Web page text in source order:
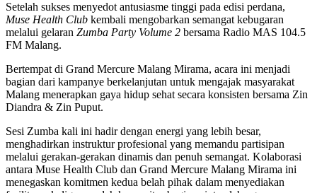
Setelah sukses menyedot antusiasme tinggi pada edisi perdana,
Muse Health Club kembali mengobarkan semangat kebugaran
melalui gelaran Zumba Party Volume 2 bersama Radio MAS 104.5
FM Malang.
Bertempat di Grand Mercure Malang Mirama, acara ini menjadi
bagian dari kampanye berkelanjutan untuk mengajak masyarakat
Malang menerapkan gaya hidup sehat secara konsisten bersama Zin
Diandra & Zin Puput.
Sesi Zumba kali ini hadir dengan energi yang lebih besar,
menghadirkan instruktur profesional yang memandu partisipan
melalui gerakan-gerakan dinamis dan penuh semangat. Kolaborasi
antara Muse Health Club dan Grand Mercure Malang Mirama ini
menegaskan komitmen kedua belah pihak dalam menyediakan